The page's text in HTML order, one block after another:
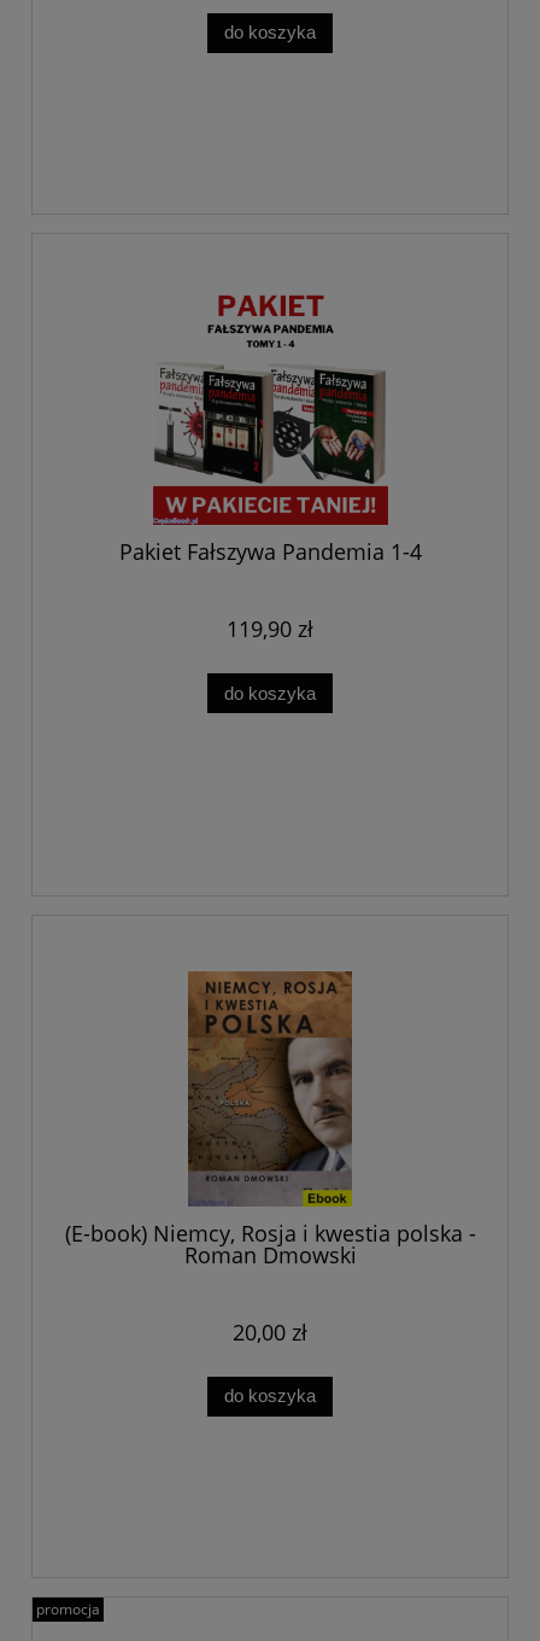
do koszyka
Pakiet Fałszywa Pandemia 1-4
119,90 zł
do koszyka
(E-book) Niemcy, Rosja i kwestia polska -
Roman Dmowski
20,00 zł
do koszyka
promocja